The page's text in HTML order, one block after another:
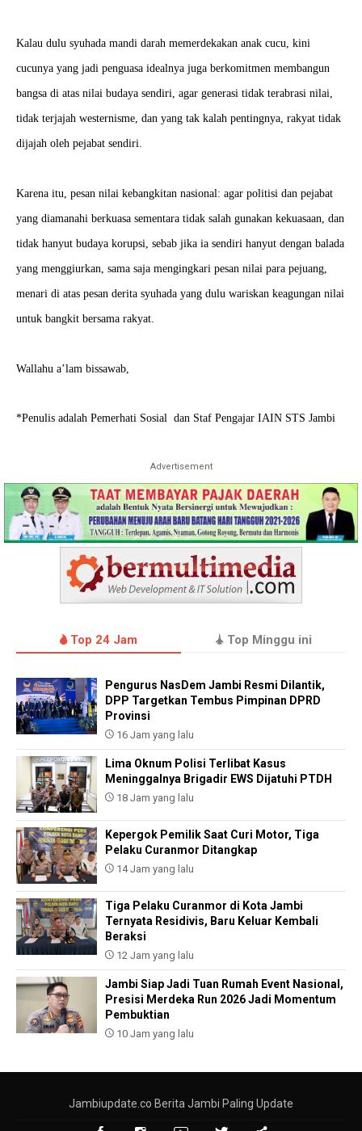
Kalau dulu syuhada mandi darah memerdekakan anak cucu, kini
cucunya yang jadi penguasa idealnya juga berkomitmen membangun
bangsa di atas nilai budaya sendiri, agar generasi tidak terabrasi nilai,
tidak terjajah westernisme, dan yang tak kalah pentingnya, rakyat tidak
dijajah oleh pejabat sendiri.
Karena itu, pesan nilai kebangkitan nasional: agar politisi dan pejabat
yang diamanahi berkuasa sementara tidak salah gunakan kekuasaan, dan
tidak hanyut budaya korupsi, sebab jika ia sendiri hanyut dengan balada
yang menggiurkan, sama saja mengingkari pesan nilai para pejuang,
menari di atas pesan derita syuhada yang dulu wariskan keagungan nilai
untuk bangkit bersama rakyat.
Wallahu a’lam bissawab,
*Penulis adalah Pemerhati Sosial dan Staf Pengajar IAIN STS Jambi
Advertisement
Top 24 Jam Top Minggu ini
Pengurus NasDem Jambi Resmi Dilantik,
DPP Targetkan Tembus Pimpinan DPRD
Provinsi
16 Jam yang lalu
Lima Oknum Polisi Terlibat Kasus
Meninggalnya Brigadir EWS Dijatuhi PTDH
18 Jam yang lalu
Kepergok Pemilik Saat Curi Motor, Tiga
Pelaku Curanmor Ditangkap
14 Jam yang lalu
Tiga Pelaku Curanmor di Kota Jambi
Ternyata Residivis, Baru Keluar Kembali
Beraksi
12 Jam yang lalu
Jambi Siap Jadi Tuan Rumah Event Nasional,
Presisi Merdeka Run 2026 Jadi Momentum
Pembuktian
10 Jam yang lalu
Jambiupdate.co Berita Jambi Paling Update